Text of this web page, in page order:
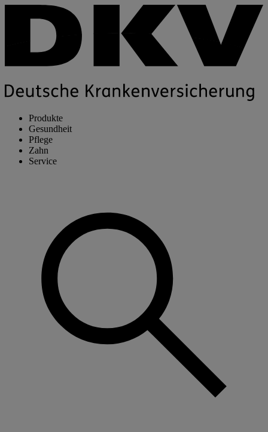
Produkte
Gesundheit
Pflege
Zahn
Service